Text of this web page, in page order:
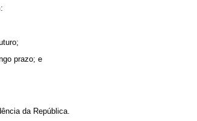
prazo; e
da República.